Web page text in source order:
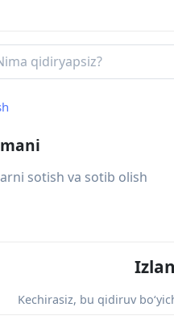
sotish va sotib olish
Kechirasiz, bu qidiruv